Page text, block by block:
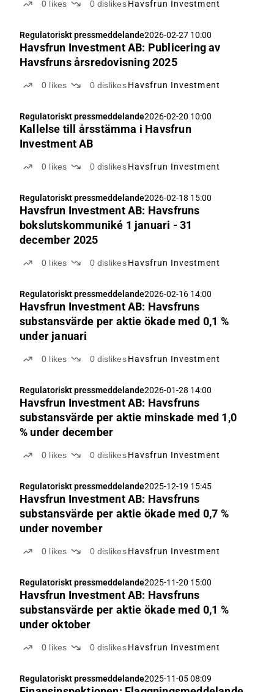
0 likes 0 dislikes Havsfrun Investment
Regulatoriskt pressmeddelande2026-02-27 10:00
Havsfrun Investment AB: Publicering av
Havsfruns årsredovisning 2025
0 likes 0 dislikes Havsfrun Investment
Regulatoriskt pressmeddelande2026-02-20 10:00
Kallelse till årsstämma i Havsfrun
Investment AB
0 likes 0 dislikes Havsfrun Investment
Regulatoriskt pressmeddelande2026-02-18 15:00
Havsfrun Investment AB: Havsfruns
bokslutskommuniké 1 januari - 31
december 2025
0 likes 0 dislikes Havsfrun Investment
Regulatoriskt pressmeddelande2026-02-16 14:00
Havsfrun Investment AB: Havsfruns
substansvärde per aktie ökade med 0,1 %
under januari
0 likes 0 dislikes Havsfrun Investment
Regulatoriskt pressmeddelande2026-01-28 14:00
Havsfrun Investment AB: Havsfruns
substansvärde per aktie minskade med 1,0
% under december
0 likes 0 dislikes Havsfrun Investment
Regulatoriskt pressmeddelande2025-12-19 15:45
Havsfrun Investment AB: Havsfruns
substansvärde per aktie ökade med 0,7 %
under november
0 likes 0 dislikes Havsfrun Investment
Regulatoriskt pressmeddelande2025-11-20 15:00
Havsfrun Investment AB: Havsfruns
substansvärde per aktie ökade med 0,1 %
under oktober
0 likes 0 dislikes Havsfrun Investment
Regulatoriskt pressmeddelande2025-11-05 08:09